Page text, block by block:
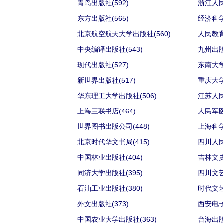
青岛出版社(592)
浙江人
东方出版社(565)
经济科
北京航空航天大学出版社(560)
人民教
中央编译出版社(543)
九州出
现代出版社(527)
东南大
新世界出版社(517)
重庆大
华东理工大学出版社(506)
江苏人
上海三联书店(464)
人民军
世界图书出版公司(448)
上海科
北京时代华文书局(415)
四川人
中国林业出版社(404)
吉林文
同济大学出版社(395)
四川文
石油工业出版社(380)
时代文
外文出版社(373)
西安电
中国农业大学出版社(363)
台海出